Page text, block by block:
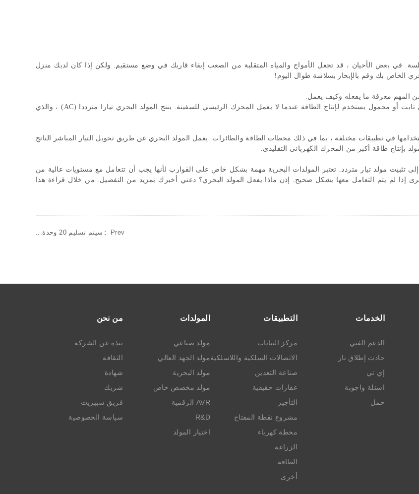
. في بعض الأحيان ، قد تجعل الأمواج والمياه المتقلبة من الصعب إبقاء قاربك في وضع مستقيم. ولكن إذا كان لديك منزل
الخاص بك وقم بالإبحار بسلاسة طوال اليوم !
المهم معرفة ما يفعله وكيف يعمل.
ثابت أو محمول يستخدم لإنتاج الطاقة عندما لا يعمل المحرك الرئيسي للسفينة. ينتج المولد البحري تيارا مترددا (AC)
، والذي
في تطبيقات مختلفة ، بما في ذلك محطات الطاقة والطائرات. يعمل المولد البحري عن طريق تحويل التيار المباشر الناتج
بإنتاج طاقة أكبر من المحرك الكهربائي التقليدي.
تثبيت مولد تيار متردد. تعتبر المولدات البحرية مهمة بشكل خاص على القوارب لأنها يجب أن تتعامل مع مستويات عالية من
إذا لم يتم التعامل معها بشكل صحيح . إذن ماذا يفعل المولد البحري؟ دعني أخبرك بمزيد من التفصيل . من خلال قراءة هذا
Prev： سيتم تسليم 20 وحدة...
من نحن
نبذة عن الشركة
الثقافة
شهادة
شريك
فريق سبيريت
سياسة الخصوصية
المولدات
مولد صناعي
مولد الجهد العالي
مولد البحرية
مولد مخصص خاص
AVR الرقمية
R&D
اختيار المولد
التطبيقات
مركز البيانات
الاتصالات السلكية واللاسلكية
صناعة التعدين
عقارات حقيقية
التأجير
مشروع نقطة المفتاح
محطة كهرباء
الزراعة
الطاقة
أخرى
الخدمات
الدعم الفني
حادث إطلاق نار
إي تي
اسئلة واجوبة
حمل